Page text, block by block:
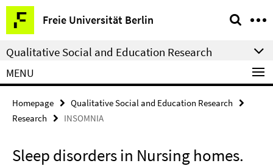
Springe
direkt
zu
Inhalt
Freie Universität Berlin
Service
Navigation
Qualitative Social and Education Research
MENU
Homepage
Qualitative Social and Education Research
Research
INSOMNIA
Sleep disorders in Nursing homes.